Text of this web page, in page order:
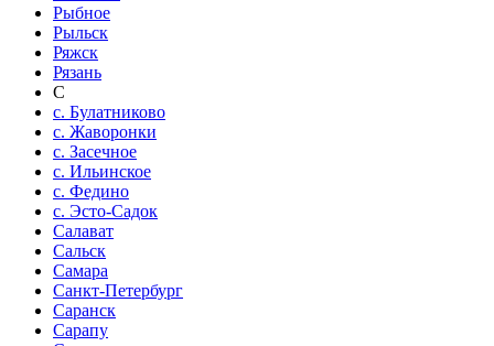
Рыбное
Рыльск
Ряжск
Рязань
С
с. Булатниково
с. Жаворонки
с. Засечное
с. Ильинское
с. Федино
с. Эсто-Садок
Салават
Сальск
Самара
Санкт-Петербург
Саранск
Сарапу